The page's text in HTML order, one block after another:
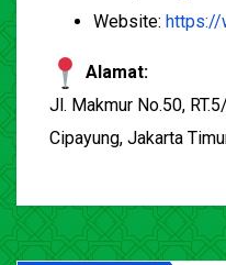
Website: https://
Alamat:
Jl. Makmur No.50,
Cipayung, Jakarta